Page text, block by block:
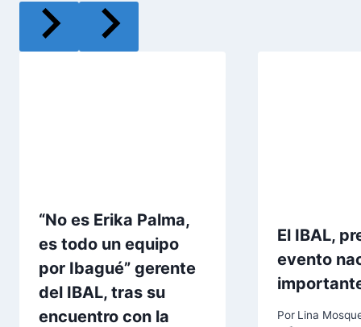
“No es Erika Palma,
es todo un equipo
por Ibagué” gerente
del IBAL, tras su
encuentro con la
El IBAL,
evento
Por Lina